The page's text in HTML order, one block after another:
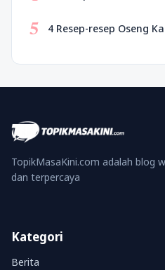
5 4 Resep-resep Oseng
TopikMasaKini.com adalah blog
dan terpercaya
Kategori
Berita